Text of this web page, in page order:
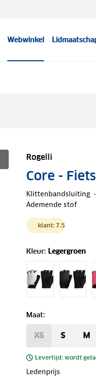
Webwinkel
Rogelli
Core -
Klittenbandsluiting
Ademende stof
klant: 7.5
Kleur: Legergroen
Maat:
XS S M
Levertijd: wordt
Ledenprijs